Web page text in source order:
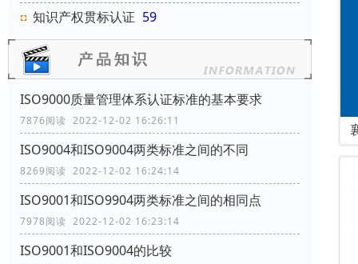
知识产权贯标认证 59
ISO9000质量管理体系认证标准的基本要求
7876阅读 2022-12-02 16:26:11
ISO9004和ISO9004两类标准之间的不同
8269阅读 2022-12-02 16:24:14
ISO9001和ISO9904两类标准之间的相同点
7978阅读 2022-12-02 16:23:14
ISO9001和ISO9004的比较